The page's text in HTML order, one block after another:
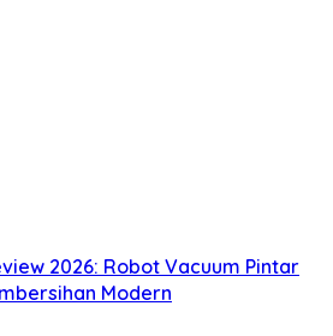
2026: Robot Vacuum Pintar
Modern